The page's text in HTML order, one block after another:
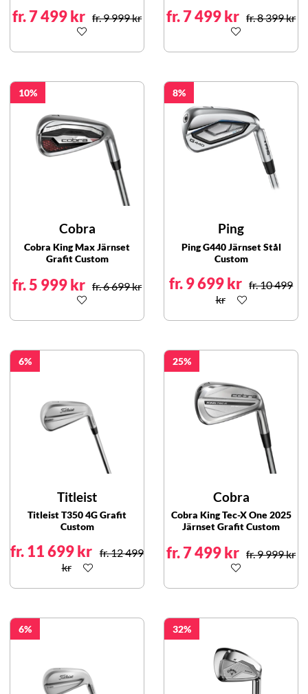
fr. 7 499 kr fr. 9 999 kr fr. 7 499 kr fr. 8 399 kr
10
Cobra
Cobra King Max Järnset
Grafit Custom
fr. 5 999 kr fr. 6 699 kr
8
Ping
Ping G440 Järnset Stål
Custom
fr. 9 699 kr fr. 10 499
kr
6
Titleist
Titleist T350 4G Grafit
Custom
fr. 11 699 kr fr. 12 499
kr
25
Cobra
Cobra King Tec-X One 2025
Järnset Grafit Custom
fr. 7 499 kr fr. 9 999 kr
6 32